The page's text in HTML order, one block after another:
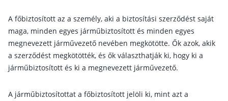
Nyugdíjkorhatár táblázat és útmutató
Nyugdíj kisokos – A magyar nyugdíjrendszer
Egyszerű Állami Nyugdíjkalkulátor
Önkéntes Nyugdíjpénztárak hozamai
Nyugdíjbiztosítás
A főbiztosított az a személy, aki a biztosítási szerződést saját
maga, minden egyes járműbiztosított és minden egyes
megnevezett járművezető nevében megkötötte. Ők azok, akik
a szerződést megkötötték, és ők választhatják ki, hogy ki a
járműbiztosított és ki a megnevezett járművezető.
A járműbiztosítottat a főbiztosított jelöli ki, mint azt a